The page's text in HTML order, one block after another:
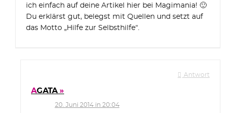
ich einfach auf deine Artikel hier bei Magimania! 🙂
Du erklärst gut, belegst mit Quellen und setzt auf
das Motto „Hilfe zur Selbsthilfe“.
Antwort
AGATA
20. Juni 2014 in 20:04